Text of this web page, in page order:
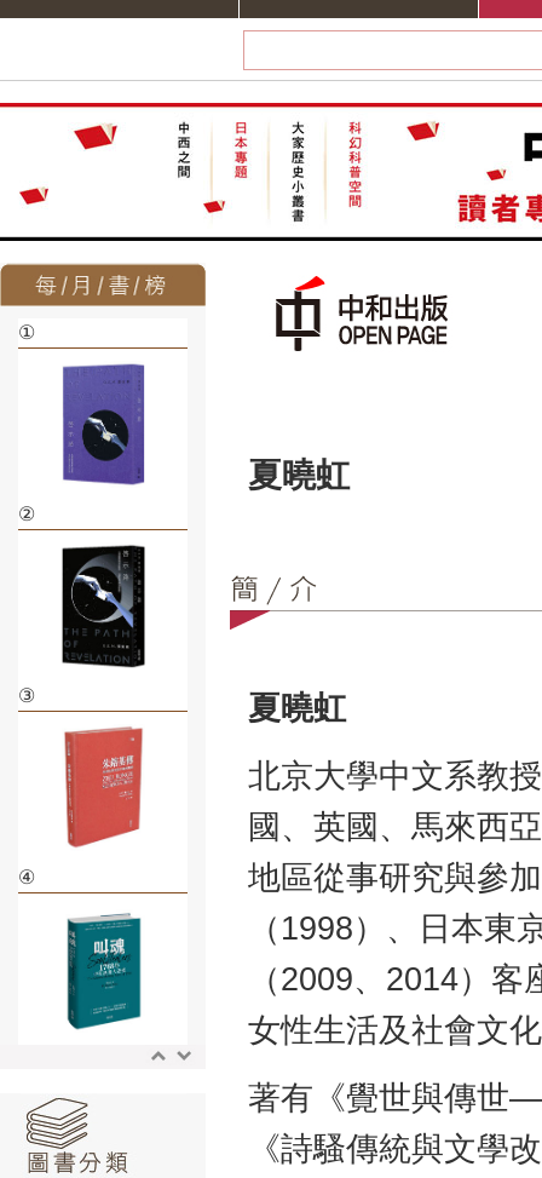
①
②
③
④
夏曉虹
夏曉虹
北京大學中文系教
國、英國、馬來西
地區從事研究與參
（1998）、日本
（2009、2014）
女性生活及社會文
著有《覺世與傳世
《詩騷傳統與文學